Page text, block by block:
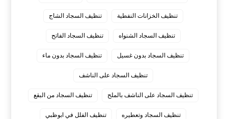
تنظيف الخزانات النفطية تنظيف السجاد الشاج
تنظيف السجاد الشنواه تنظيف السجاد الفاتح
تنظيف السجاد بدون غسيل تنظيف السجاد بدون ماء
تنظيف السجاد على الناشف
تنظيف السجاد على الناشف بالملح تنظيف السجاد من البقع
تنظيف السجاد وتعطيره تنظيف الفلل في ابوظبي